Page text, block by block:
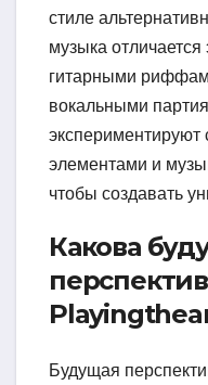
стиле
музыка
гитарными
вокальными
элементами и
чтобы создавать
Какова
Будущая